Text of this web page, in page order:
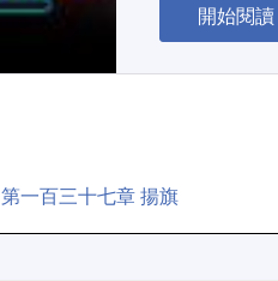
開始閱讀
第一百三十七章 揚旗